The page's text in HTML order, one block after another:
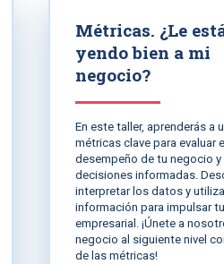
Métricas. ¿Le
yendo bien a mi
negocio?
En este taller, aprenderás a
métricas clave para evaluar el
desempeño de tu negocio
decisiones informadas.
interpretar los datos y
información para impulsar
empresarial. ¡Únete a
negocio al siguiente nivel
de las métricas!